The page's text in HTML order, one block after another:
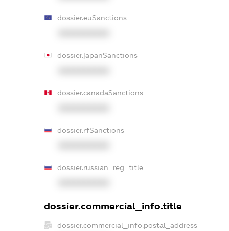
dossier.euSanctions
dossier.japanSanctions
dossier.canadaSanctions
dossier.rfSanctions
dossier.russian_reg_title
dossier.commercial_info.title
dossier.commercial_info.postal_address